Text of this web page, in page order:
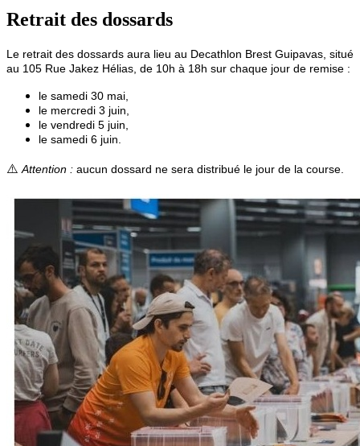
Retrait des dossards
Le retrait des dossards aura lieu au Decathlon Brest Guipavas, situé
au 105 Rue Jakez Hélias, de 10h à 18h sur chaque jour de remise :
le samedi 30 mai,
le mercredi 3 juin,
le vendredi 5 juin,
le samedi 6 juin.
⚠️ Attention : aucun dossard ne sera distribué le jour de la course.